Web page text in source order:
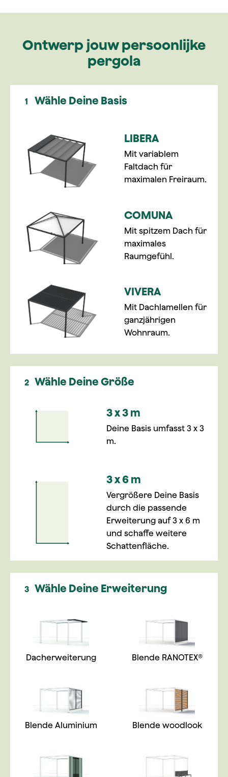
Ontwerp jouw persoonlijke
pergola
1 Wähle Deine Basis
LIBERA
Mit variablem
Faltdach für
maximalen Freiraum.
COMUNA
Mit spitzem Dach für
maximales
Raumgefühl.
VIVERA
Mit Dachlamellen für
ganzjährigen
Wohnraum.
2 Wähle Deine Größe
3 x 3 m
Deine Basis umfasst 3 x 3
m.
3 x 6 m
Vergrößere Deine Basis
durch die passende
Erweiterung auf 3 x 6 m
und schaffe weitere
Schattenfläche.
3 Wähle Deine Erweiterung
Dacherweiterung Blende RANOTEX®
Blende Aluminium Blende woodlook